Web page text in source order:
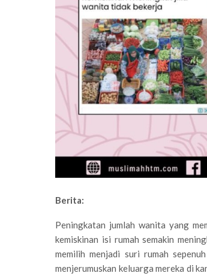
Berita:
Peningkatan jumlah wanita yang
kemiskinan isi rumah semakin
memilih menjadi suri rumah
menjerumuskan keluarga mereka di